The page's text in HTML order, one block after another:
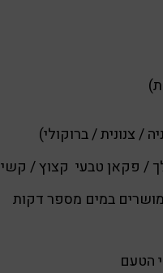
/ צנונית / ברוקולי)
/ פקאן טבעי קצוץ /
מושרים במים מספר דקות